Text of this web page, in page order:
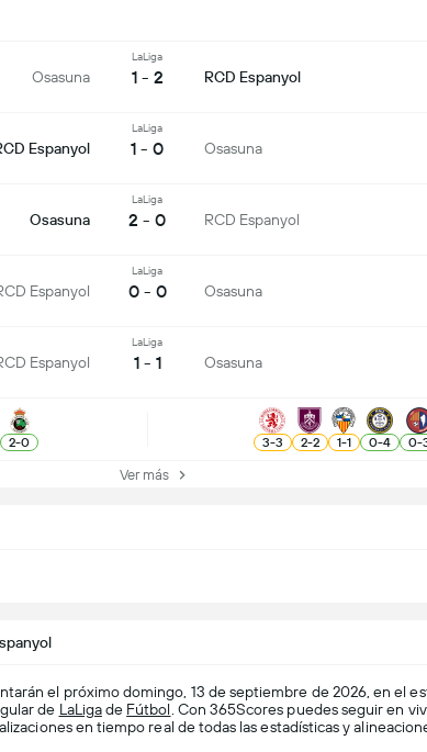
Osasuna
LaLiga
1 - 2 RCD Espanyol
Espanyol
LaLiga
1 - 0 Osasuna
Osasuna
LaLiga
2 - 0 RCD Espanyol
Espanyol
LaLiga
0 - 0 Osasuna
Espanyol
LaLiga
1 - 1 Osasuna
2-0 3-3 2-2 1-1 0-4 0-
Ver más
el próximo domingo, 13 de septiembre de 2026, en el
de LaLigade Fútbol . Con 365Scores puedes seguir en
en tiempo real de todas las estadísticas y